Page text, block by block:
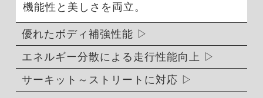
機能性と美しさを両立。
優れたボディ補強性能
エネルギー分散による走行性能向上
サーキット～ストリートに対応